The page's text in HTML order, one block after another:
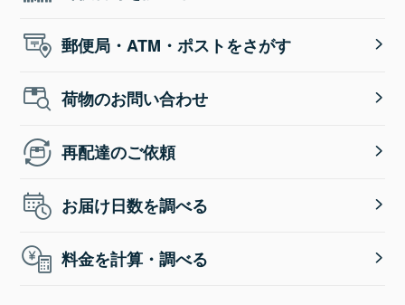
郵便局・ATM・ポストをさがす
荷物のお問い合わせ
再配達のご依頼
お届け日数を調べる
料金を計算・調べる